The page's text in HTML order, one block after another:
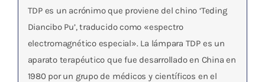
TDP es un acrónimo que proviene del chino ‘Teding
Diancibo Pu’, traducido como «espectro
electromagnético especial». La lámpara TDP es un
aparato terapéutico que fue desarrollado en China en
1980 por un grupo de médicos y científicos en el